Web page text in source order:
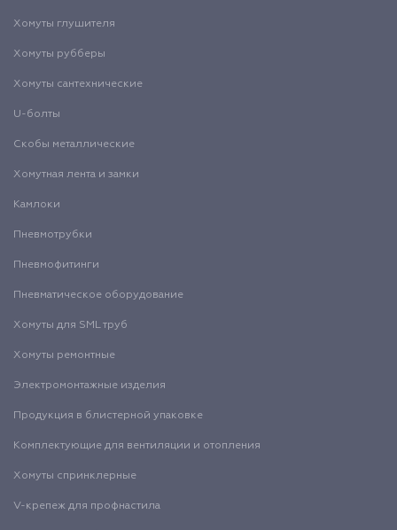
Хомуты глушителя
Хомуты рубберы
Хомуты сантехнические
U-болты
Скобы металлические
Хомутная лента и замки
Камлоки
Пневмотрубки
Пневмофитинги
Пневматическое оборудование
Хомуты для SML труб
Хомуты ремонтные
Электромонтажные изделия
Продукция в блистерной упаковке
Комплектующие для вентиляции и отопления
Хомуты спринклерные
V-крепеж для профнастила